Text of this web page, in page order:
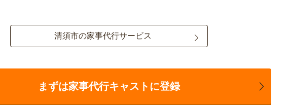
清須市の家事代行サービス
まずは家事代行キャストに登録